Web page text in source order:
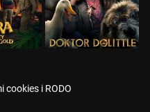
cookies i RODO